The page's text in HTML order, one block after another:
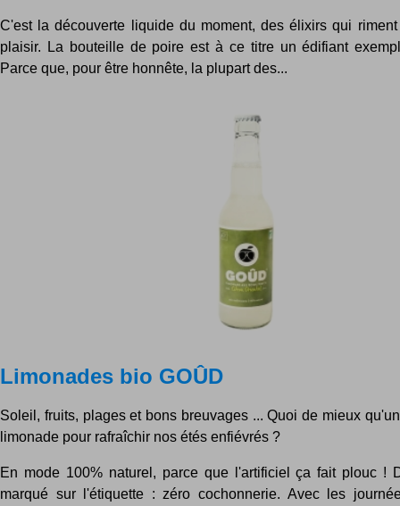
C'est la découverte liquide du moment, des élixirs qui
plaisir. La bouteille de poire est à ce titre un édifiant
Parce que, pour être honnête, la plupart des...
Limonades bio GOÛD
Soleil, fruits, plages et bons breuvages ... Quoi de mieux
limonade pour rafraîchir nos étés enfiévrés ?
En mode 100% naturel, parce que l'artificiel ça fait plouc !
marqué sur l'étiquette : zéro cochonnerie. Avec les